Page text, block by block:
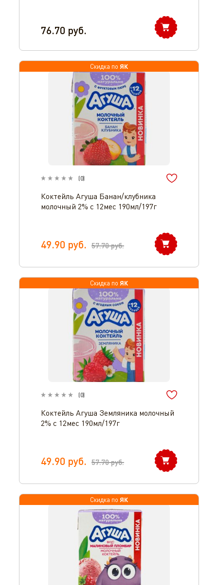
76.70 руб.
Скидка по ЯК
(0)
Коктейль Агуша Банан/клубника
молочный 2% с 12мес 190мл/197г
49.90 руб. 57.70руб.
Скидка по ЯК
(0)
Коктейль Агуша Земляника молочный
2% с 12мес 190мл/197г
49.90 руб. 57.70руб.
Скидка по ЯК